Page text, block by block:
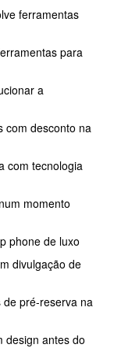
ferramentas
para
a
com desconto na
com tecnologia
momento
phone de luxo
divulgação de
pré-reserva na
design antes do